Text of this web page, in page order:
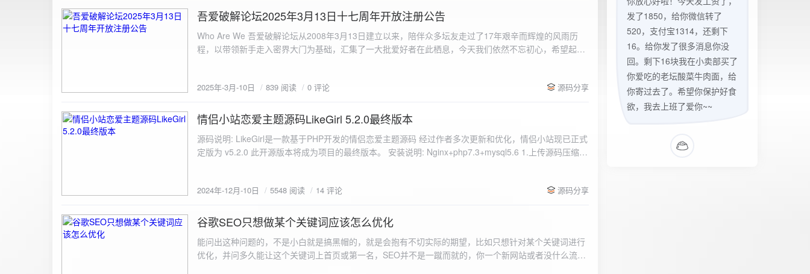
图片链接: <a href="${data.data.url}" target="_blank">${data.data.url}</a></p> <p>图片文件名:
${data.data.imgFile}</p> <img src="${data.data.url}" alt="上传的图片" class="uploaded-image" /> `; }
else { resultDiv.innerHTML = `<p class="error">${data.error}</p>`; } } else { resultDiv.innerHTML = `<p
class="error">请求失败：${xhr.statusText}</p>`; } }; xhr.onerror = function() { resultDiv.innerHTML =
2025-3-10
吾爱破解论坛2025年3月13日十七周年开放注册公告
Who Are We 吾爱破解论坛从2008年3月13日建立以来，陪伴众多坛友走过了17年艰辛而辉煌的风雨历
程，以带领新手走入密界大门为基础，汇集了一大批爱好者在此栖息，今天我们依然不忘初心，希望起到
严格的处理措施。在您注册前，请认真阅读注册须知以及社区的总版规，以便更好地适应和享受我们的社
www.52pojie.cn
2025年-3月-10日 839 阅读 0 评论 源码分享
2024-12-10
情侣小站恋爱主题源码LikeGirl 5.2.0最终版本
源码说明: LikeGirl是一款基于PHP开发的情侣恋爱主题源码 经过作者多次更新和优化，情侣小站现已正式
定版为 v5.2.0 此开源版本将成为项目的最终版本。 安装说明: Nginx+php7.3+mysql5.6 1.上传源码压缩包
2024年-12月-10日 5548 阅读 14 评论 源码分享
2024-8-7
谷歌SEO只想做某个关键词应该怎么优化
能问出这种问题的，不是小白就是搞黑帽的，就是会抱有不切实际的期望，比如只想针对某个关键词进行
优化，并问多久能让这个关键词上首页或第一名，SEO并不是一蹴而就的，你一个新网站或者没什么流量
发了1850，给你微信转了
520，支付宝1314，还剩下
16。给你发了很多消息你没
回。剩下16块我在小卖部买了
你爱吃的老坛酸菜牛肉面，给
你寄过去了。希望你保护好食
欲，我去上班了爱你~~